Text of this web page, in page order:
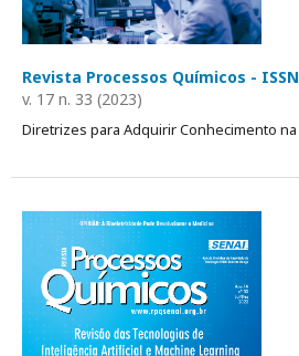
Revista Processos Químicos - ISSN
v. 17 n. 33 (2023)
Diretrizes para Adquirir Conhecimento na